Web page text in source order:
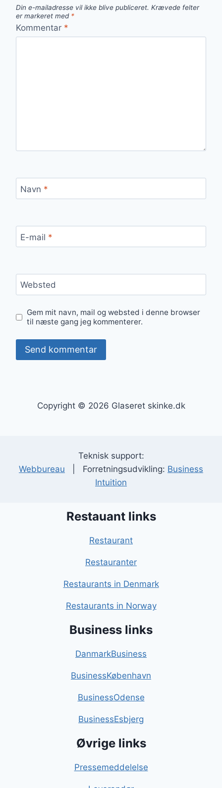
Din e-mailadresse vil ikke blive publiceret. Krævede felter
er markeret med *
Kommentar *
Navn *
E-mail *
Websted
Gem mit navn, mail og websted i denne browser
til næste gang jeg kommenterer.
Copyright © 2026 Glaseret skinke.dk
Teknisk support:
Webbureau | Forretningsudvikling: Business
Intuition
Restauant links
Restaurant
Restauranter
Restaurants in Denmark
Restaurants in Norway
Business links
DanmarkBusiness
BusinessKøbenhavn
BusinessOdense
BusinessEsbjerg
Øvrige links
Pressemeddelelse